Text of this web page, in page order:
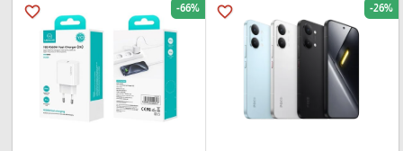
favorite_border -26%
favorite_border -66%